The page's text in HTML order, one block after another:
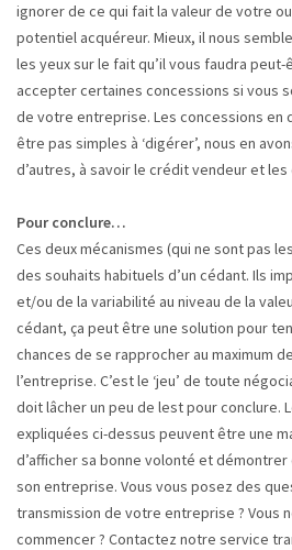
ignorer de ce qui fait la valeur de votre
potentiel acquéreur. Mieux, il nous
les yeux sur le fait qu’il vous faudra
accepter certaines concessions si vous
de votre entreprise. Les concessions en
être pas simples à ‘digérer’, nous en
d’autres, à savoir le crédit vendeur et les
Pour conclure…
Ces deux mécanismes (qui ne sont pas
des souhaits habituels d’un cédant. Ils
et/ou de la variabilité au niveau de la
cédant, ça peut être une solution pour
chances de se rapprocher au maximum
l’entreprise. C’est le ‘jeu’ de toute
doit lâcher un peu de lest pour conclure.
expliquées ci-dessus peuvent être une
d’afficher sa bonne volonté et
son entreprise. Vous vous posez des
transmission de votre entreprise ? Vous
commencer ? Contactez notre service